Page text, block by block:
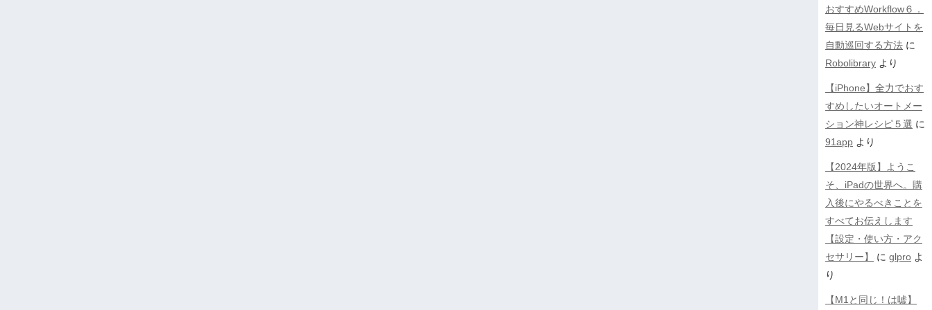
おすすめWorkflow６．
毎日見るWebサイトを
自動巡回する方法 に
Robolibrary より
【iPhone】全力でおす
すめしたいオートメー
ション神レシピ５選 に
91app より
【2024年版】ようこ
そ、iPadの世界へ。購
入後にやるべきことを
すべてお伝えします
【設定・使い方・アク
セサリー】
に glpro よ
り
【M1と同じ！は嘘】